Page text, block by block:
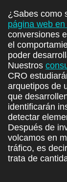
¿Sabes como
página web en
conversiones
el
poder
Nuestros
CRO
arquetipos de
que
identificarán
detectar
Después de
volcamos en
tráfico, es
trata de